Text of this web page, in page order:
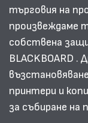
търговия на
произвеждаме
собствена
BLACKBOARD
принтери и
за събиране на